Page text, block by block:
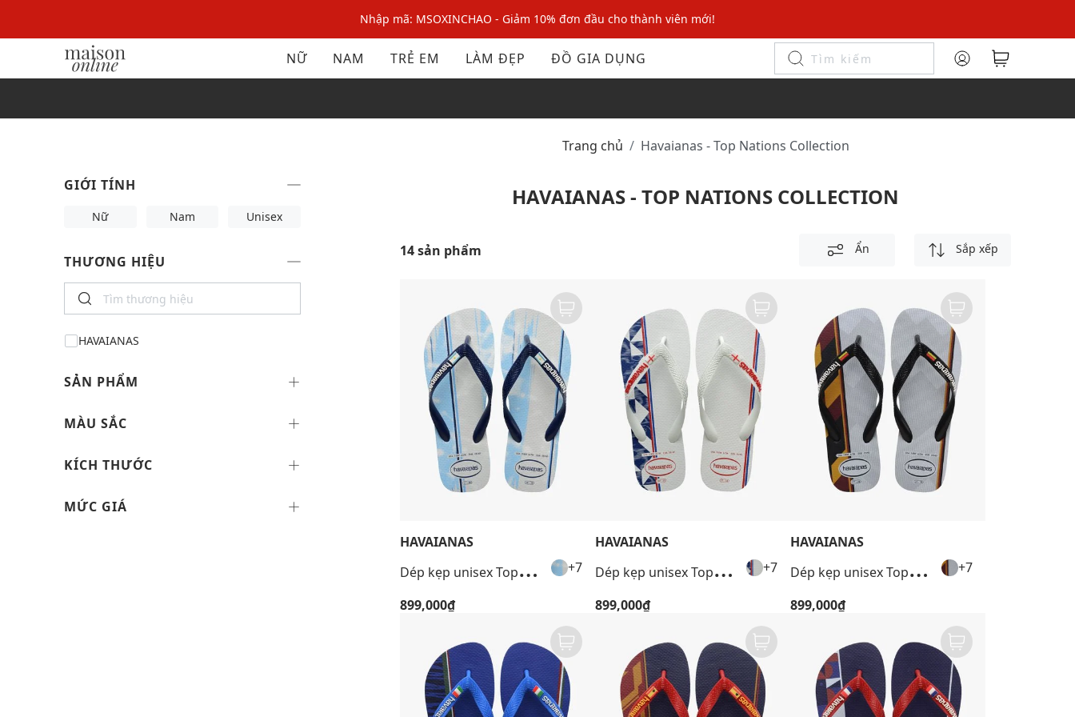
Nhập mã: MSOXINCHAO - Giảm 10% đơn đầu cho thành viên mới!
Nhập mã MSOPAY100: giảm ngay 10% khi thanh toán trực tuyến
Nhập mã: MSOXINCHAO - Giảm 10% đơn đầu cho thành viên mới!
NỮ NAM TRẺ EM LÀM ĐẸP ĐỒ GIA DỤNG
GIỚI TÍNH
Nữ Nam Unisex
THƯƠNG HIỆU
HAVAIANAS
SẢN PHẨM
MÀU SẮC
KÍCH THƯỚC
MỨC GIÁ
Trang chủ Havaianas - Top Nations Collection
HAVAIANAS - TOP NATIONS COLLECTION
14 sản phẩm Ẩn Sắp xếp
HAVAIANAS
D
ép kẹp unisex Top Nations I +7
899,000₫
HAVAIANAS
D
ép kẹp unisex Top Nations I +7
899,000₫
HAVAIANAS
D
ép kẹp unisex Top Nations I +7
899,000₫